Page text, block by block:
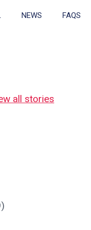
NEWS FAQS
all stories
से देती हैं